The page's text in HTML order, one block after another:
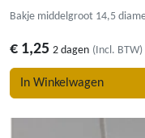
Bakje middelgroot 14,5
€ 1,25 2 dagen (Incl. BTW)
In Winkelwagen